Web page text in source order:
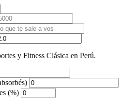
y Fitness Clásica en Perú.
(%)